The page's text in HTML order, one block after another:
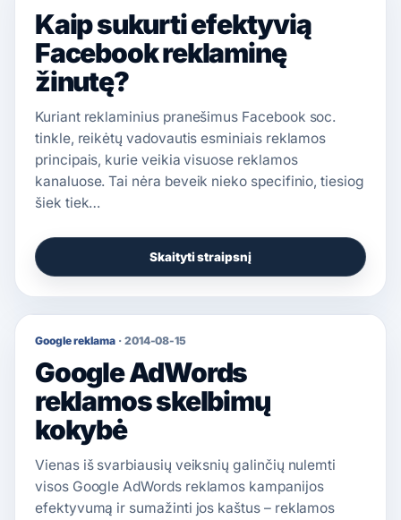
Kaip sukurti efektyvią
Facebook reklaminę
žinutę?
Kuriant reklaminius pranešimus Facebook soc.
tinkle, reikėtų vadovautis esminiais reklamos
principais, kurie veikia visuose reklamos
kanaluose. Tai nėra beveik nieko specifinio, tiesiog
šiek tiek…
Skaityti straipsnį
Google reklama · 2014-08-15
Google AdWords
reklamos skelbimų
kokybė
Vienas iš svarbiausių veiksnių galinčių nulemti
visos Google AdWords reklamos kampanijos
efektyvumą ir sumažinti jos kaštus – reklamos